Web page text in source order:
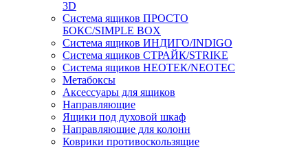
3D
Система ящиков ПРОСТО
БОКС/SIMPLE BOX
Система ящиков ИНДИГО/INDIGO
Система ящиков СТРАЙК/STRIKE
Система ящиков НЕОТЕК/NEOTEC
Метабоксы
Аксессуары для ящиков
Направляющие
Ящики под духовой шкаф
Направляющие для колонн
Коврики противоскользящие